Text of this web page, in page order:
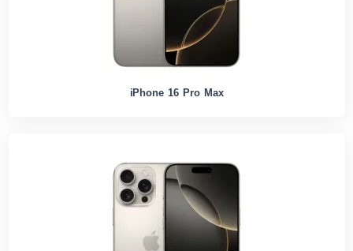
iPhone 16 Pro Max